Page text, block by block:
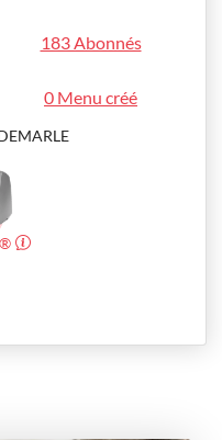
183 Abonnés
0 Menu créé